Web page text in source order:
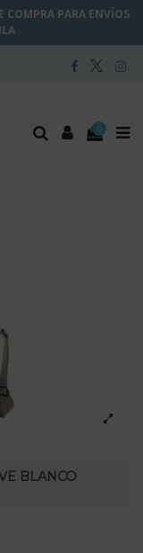
COMPRA PARA ENVÍOS
0
BLANCO